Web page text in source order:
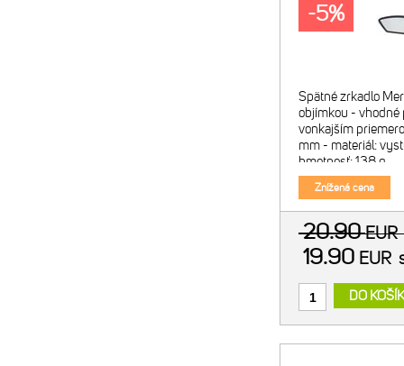
Spätné zrkadlo
objímkou - vhodné
vonkajším
mm - materiál:
hmotnosť: 138 g
Znížená cena
-5%
20.90EUR
19.90 EUR
DO